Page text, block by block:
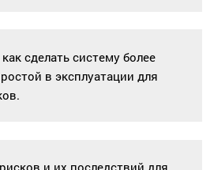
сделать систему более
в эксплуатации для